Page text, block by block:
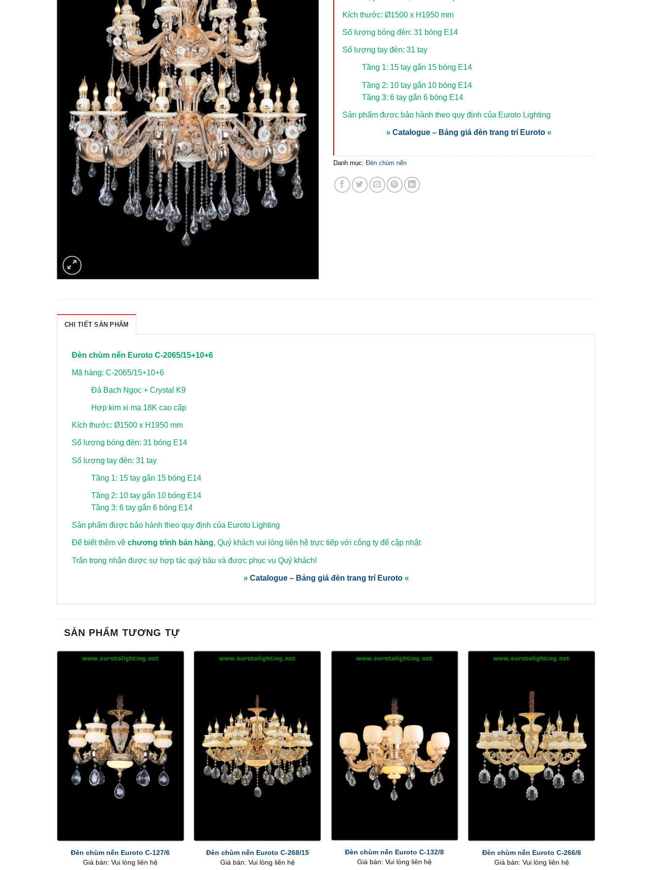
Kích thước: Ø1500 x H1950 mm
Số lượng bóng đèn: 31 bóng E14
Số lượng tay đèn: 31 tay
Tầng 1: 15 tay gắn 15 bóng E14
Tầng 2: 10 tay gắn 10 bóng E14
Tầng 3: 6 tay gắn 6 bóng E14
Sản phẩm được bảo hành theo quy định của Euroto Lighting
» Catalogue – Bảng giá đèn trang trí Euroto «
Danh mục: Đèn chùm nến
CHI TIẾT SẢN PHẨM
Đèn chùm nến Euroto C-2065/15+10+6
Mã hàng: C-2065/15+10+6
Đá Bạch Ngọc + Crystal K9
Hợp kim xi mạ 18K cao cấp
Kích thước: Ø1500 x H1950 mm
Số lượng bóng đèn: 31 bóng E14
Số lượng tay đèn: 31 tay
Tầng 1: 15 tay gắn 15 bóng E14
Tầng 2: 10 tay gắn 10 bóng E14
Tầng 3: 6 tay gắn 6 bóng E14
Sản phẩm được bảo hành theo quy định của Euroto Lighting
Để biết thêm về chương trình bán hàng, Quý khách vui lòng liên hệ trực tiếp với công ty để cập nhật
Trân trọng nhận được sự hợp tác quý báu và được phục vụ Quý khách!
» Catalogue – Bảng giá đèn trang trí Euroto «
SẢN PHẨM TƯƠNG TỰ
Đèn chùm nến Euroto C-127/6
Giá bán: Vui lòng liên hệ
Đèn chùm nến Euroto C-268/15
Giá bán: Vui lòng liên hệ
Đèn chùm nến Euroto C-132/8
Giá bán: Vui lòng liên hệ
Đèn chùm nến Euroto C-266/6
Giá bán: Vui lòng liên hệ